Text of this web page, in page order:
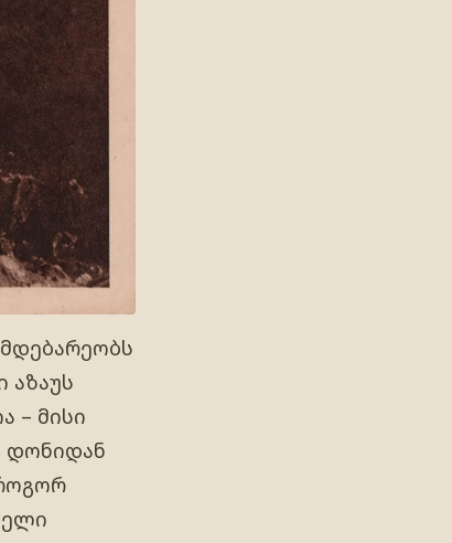
აზაუს
– მისი
დონიდან